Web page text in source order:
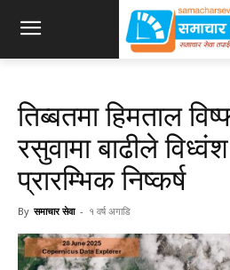
तिब्बतमा हिमताल
रसुवामा बाढीले
प्रारम्भिक निष्कर्ष
By समाचार सेवा - १ वर्ष अगाडि